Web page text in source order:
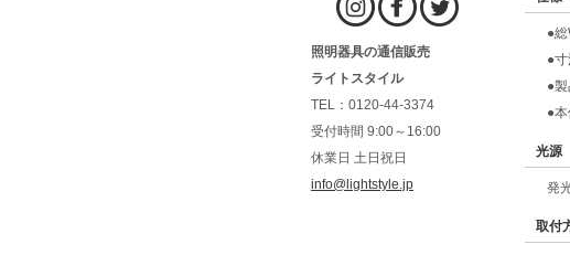
照明器具の通信販売
ライトスタイル
TEL：0120-44-3374
受付時間 9:00～16:00
休業日 土日祝日
info@lightstyle.jp
●総
●
●
●
光源
発
取付